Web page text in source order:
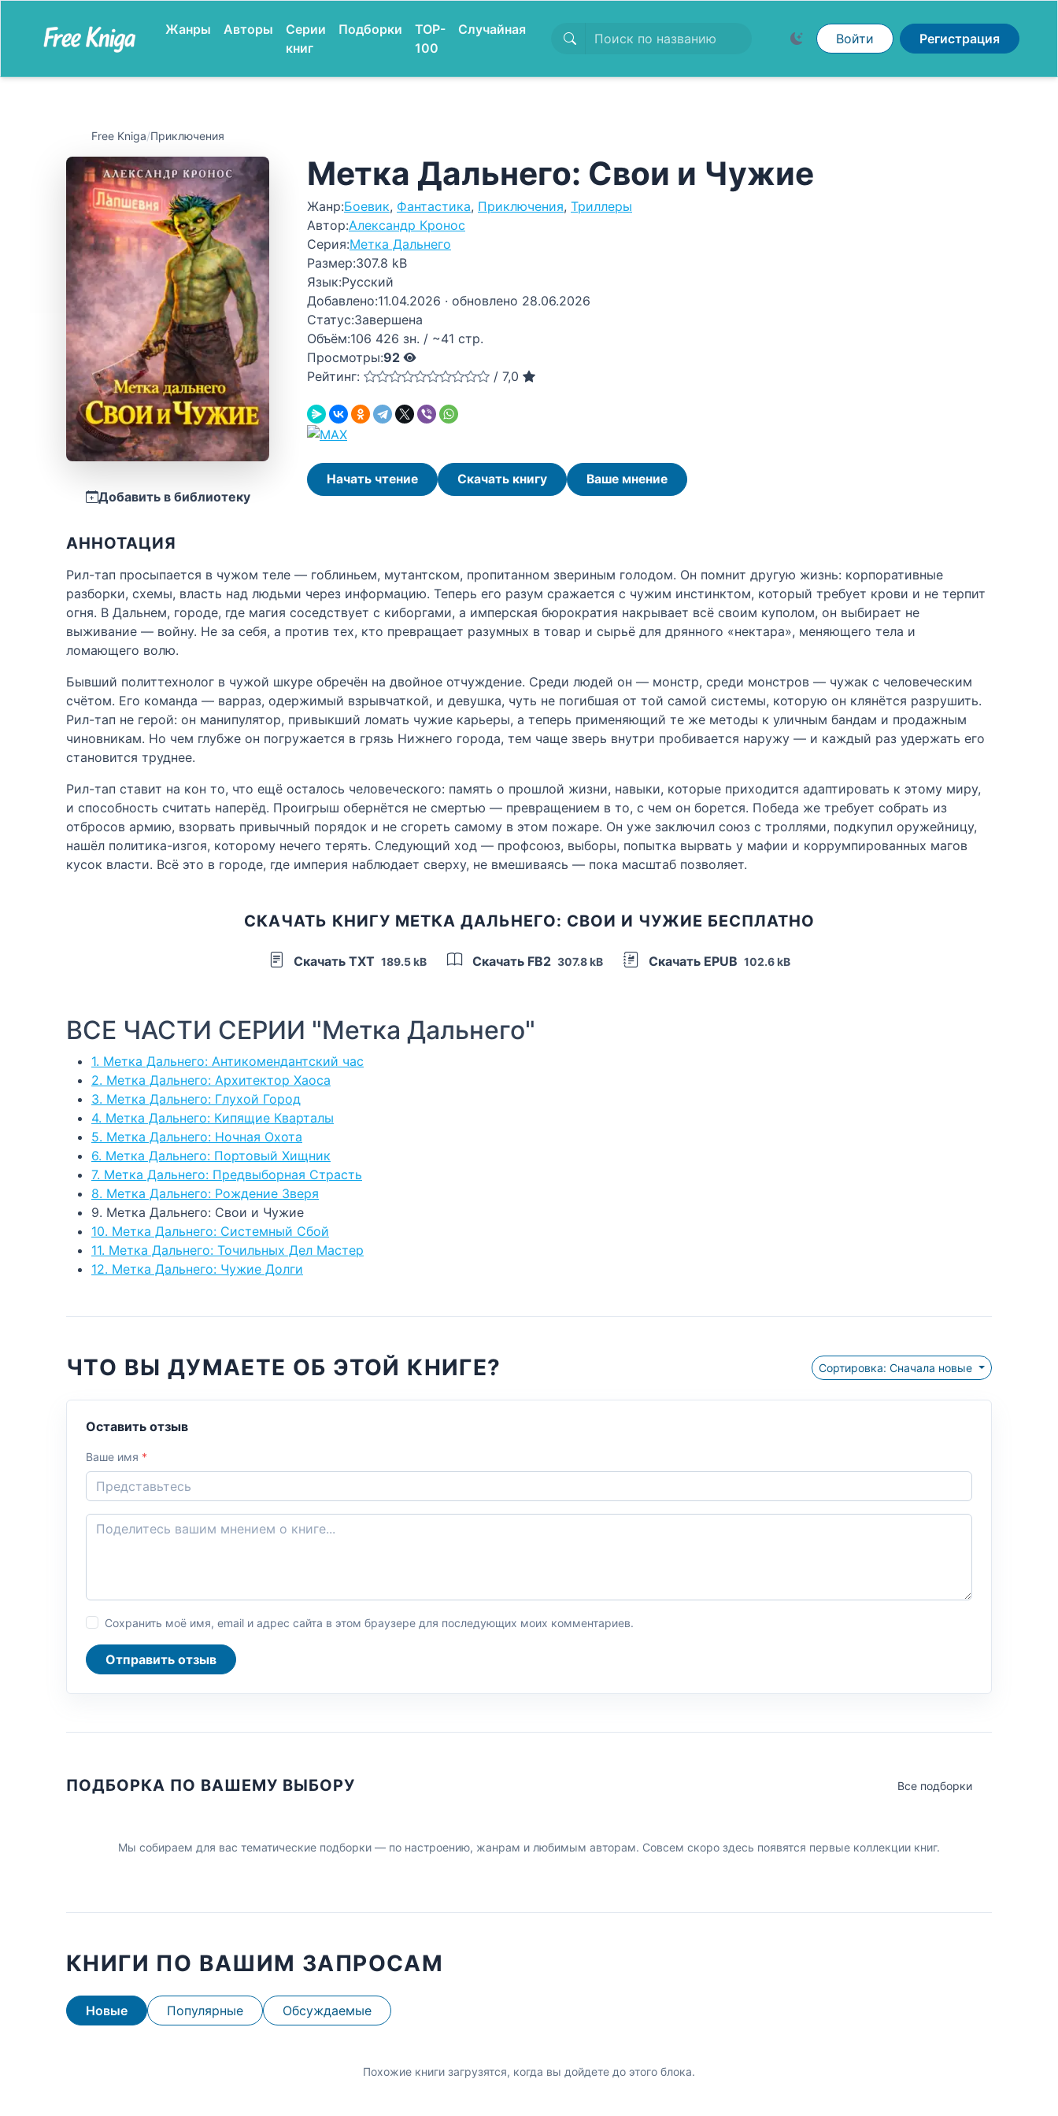
Жанры Авторы
Серии
книг
Подборки
TOP-
100
Случайная
Войти Регистрация
Free Kniga/Приключения
Добавить в библиотеку
Метка Дальнего: Свои и Чужие
Жанр:Боевик, Фантастика, Приключения, Триллеры
Автор:Александр Кронос
Серия:Метка Дальнего
Размер:307.8 kB
Язык:Русский
Добавлено:11.04.2026 · обновлено 28.06.2026
Статус:Завершена
Объём:106 426 зн. / ~41 стр.
Просмотры:92
Рейтинг:
/ 7,0
Начать чтение Скачать книгу Ваше мнение
АННОТАЦИЯ
Рил-тап просыпается в чужом теле — гоблиньем, мутантском, пропитанном звериным голодом. Он помнит другую жизнь: корпоративные
разборки, схемы, власть над людьми через информацию. Теперь его разум сражается с чужим инстинктом, который требует крови и не терпит
огня. В Дальнем, городе, где магия соседствует с киборгами, а имперская бюрократия накрывает всё своим куполом, он выбирает не
выживание — войну. Не за себя, а против тех, кто превращает разумных в товар и сырьё для дрянного «нектара», меняющего тела и
ломающего волю.
Бывший политтехнолог в чужой шкуре обречён на двойное отчуждение. Среди людей он — монстр, среди монстров — чужак с человеческим
счётом. Его команда — варраз, одержимый взрывчаткой, и девушка, чуть не погибшая от той самой системы, которую он клянётся разрушить.
Рил-тап не герой: он манипулятор, привыкший ломать чужие карьеры, а теперь применяющий те же методы к уличным бандам и продажным
чиновникам. Но чем глубже он погружается в грязь Нижнего города, тем чаще зверь внутри пробивается наружу — и каждый раз удержать его
становится труднее.
Рил-тап ставит на кон то, что ещё осталось человеческого: память о прошлой жизни, навыки, которые приходится адаптировать к этому миру,
и способность считать наперёд. Проигрыш обернётся не смертью — превращением в то, с чем он борется. Победа же требует собрать из
отбросов армию, взорвать привычный порядок и не сгореть самому в этом пожаре. Он уже заключил союз с троллями, подкупил оружейницу,
нашёл политика-изгоя, которому нечего терять. Следующий ход — профсоюз, выборы, попытка вырвать у мафии и коррумпированных магов
кусок власти. Всё это в городе, где империя наблюдает сверху, не вмешиваясь — пока масштаб позволяет.
СКАЧАТЬ КНИГУ МЕТКА ДАЛЬНЕГО: СВОИ И ЧУЖИЕ БЕСПЛАТНО
Скачать TXT 189.5 kB Скачать FB2 307.8 kB Скачать EPUB 102.6 kB
ВСЕ ЧАСТИ СЕРИИ "Метка Дальнего"
1. Метка Дальнего: Антикомендантский час
2. Метка Дальнего: Архитектор Хаоса
3. Метка Дальнего: Глухой Город
4. Метка Дальнего: Кипящие Кварталы
5. Метка Дальнего: Ночная Охота
6. Метка Дальнего: Портовый Хищник
7. Метка Дальнего: Предвыборная Страсть
8. Метка Дальнего: Рождение Зверя
9. Метка Дальнего: Свои и Чужие
10. Метка Дальнего: Системный Сбой
11. Метка Дальнего: Точильных Дел Мастер
12. Метка Дальнего: Чужие Долги
ЧТО ВЫ ДУМАЕТЕ ОБ ЭТОЙ КНИГЕ? Сортировка: Сначала новые
Оставить отзыв
Ваше имя *
Сохранить моё имя, email и адрес сайта в этом браузере для последующих моих комментариев.
Отправить отзыв
ПОДБОРКА ПО ВАШЕМУ ВЫБОРУ Все подборки
Мы собираем для вас тематические подборки — по настроению, жанрам и любимым авторам. Совсем скоро здесь появятся первые коллекции книг.
КНИГИ ПО ВАШИМ ЗАПРОСАМ
Новые Популярные Обсуждаемые
Похожие книги загрузятся, когда вы дойдете до этого блока.